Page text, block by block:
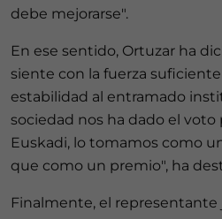
debe mejorarse".
En ese sentido, Ortuzar ha
siente con la fuerza
estabilidad al entramado
sociedad nos ha dado el voto
Euskadi, lo tomamos como
que como un premio", ha
Finalmente, el representante